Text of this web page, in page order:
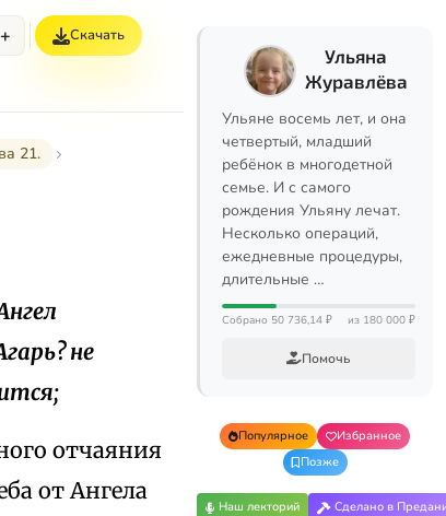
+ Скачать
21.
не
отчаяния
от Ангела
Ульяна
Журавлёва
Ульяне восемь лет, и она
четвертый, младший
ребёнок в многодетной
семье. И с самого
рождения Ульяну лечат.
Несколько операций,
ежедневные процедуры,
длительные …
Собрано 50 736,14 ₽ из 180 000 ₽
Помочь
Популярное
Избранное
Позже
Наш лекторий Сделано в